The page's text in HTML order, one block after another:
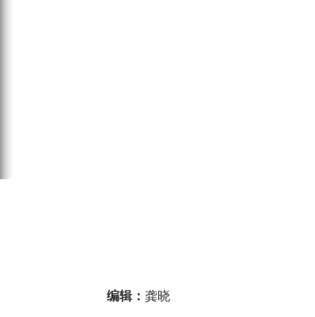
编辑： 龚晓